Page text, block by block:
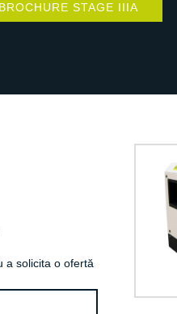
STAGE IIIA
a solicita o ofertă